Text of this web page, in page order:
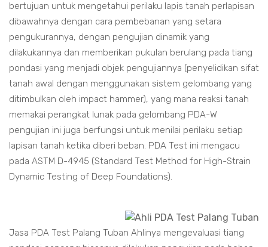
bertujuan untuk mengetahui perilaku lapis tanah perlapisan
dibawahnya dengan cara pembebanan yang setara
pengukurannya, dengan pengujian dinamik yang
dilakukannya dan memberikan pukulan berulang pada tiang
pondasi yang menjadi objek pengujiannya (penyelidikan sifat
tanah awal dengan menggunakan sistem gelombang yang
ditimbulkan oleh impact hammer), yang mana reaksi tanah
memakai perangkat lunak pada gelombang PDA-W
pengujian ini juga berfungsi untuk menilai perilaku setiap
lapisan tanah ketika diberi beban. PDA Test ini mengacu
pada ASTM D-4945 (Standard Test Method for High-Strain
Dynamic Testing of Deep Foundations).
Jasa PDA Test Palang Tuban Ahlinya mengevaluasi tiang